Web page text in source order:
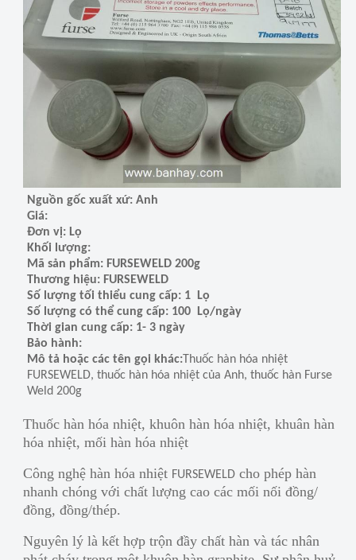
Nguồn gốc xuất xứ: Anh
Giá:
Đơn vị: Lọ
Khối lượng:
Mã sản phẩm: FURSEWELD 200g
Thương hiệu: FURSEWELD
Số lượng tối thiểu cung cấp: 1 Lọ
Số lượng có thể cung cấp: 100 Lọ/ngày
Thời gian cung cấp: 1- 3 ngày
Bảo hành:
Mô tả hoặc các tên gọi khác:Thuốc hàn hóa nhiệt
FURSEWELD, thuốc hàn hóa nhiệt của Anh, thuốc hàn Furse
Weld 200g
Thuốc hàn hóa nhiệt, khuôn hàn hóa nhiệt, khuân hàn
hóa nhiệt, mối hàn hóa nhiệt
Công nghệ hàn hóa nhiệt FURSEWELD cho phép hàn
nhanh chóng với chất lượng cao các mối nối đồng/
đồng, đồng/thép.
Nguyên lý là kết hợp trộn đầy chất hàn và tác nhân